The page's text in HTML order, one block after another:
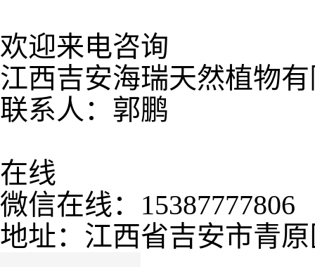
欢迎来电咨询
江西吉安海瑞天然植物
联系人：郭鹏
在线
微信在线：15387777806
地址：江西省吉安市青